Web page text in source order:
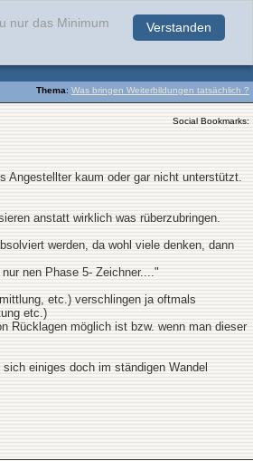
Verstanden
nur das Minimum
Thema: Was bringen Weiterbildungen tatsächlich ?
Social Bookmarks:
Angestellter kaum oder gar nicht unterstützt.
anstatt wirklich was rüberzubringen.
werden, da wohl viele denken, dann
nen Phase 5- Zeichner...."
etc.) verschlingen ja oftmals
etc.)
Rücklagen möglich ist bzw. wenn man dieser
einiges doch im ständigen Wandel